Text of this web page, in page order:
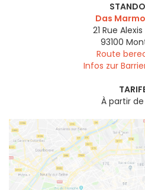
Das
21 Rue
93100
Route
Infos zur
À partir de